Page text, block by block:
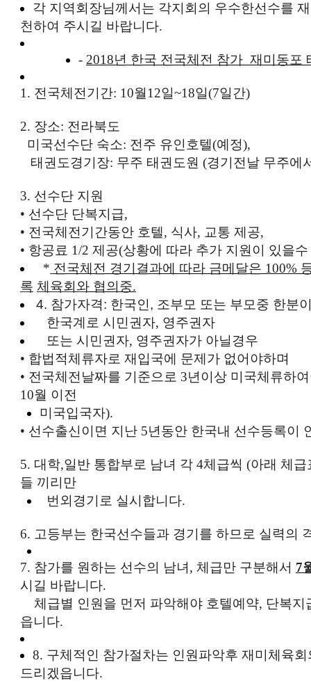
각 지역회장님께서는 각지회의 우수한선수를
천하여 주시길 바랍니다.
- 2018년 한국 전국체전 참가 재미동포
1. 전국체전기간: 10월12일~18일(7일간)
2. 장소: 전라북도
미국선수단 숙소: 전주 유인호텔(예정),
태권도경기장: 무주 태권도원 (경기전날 무주에
3. 선수단 지원
• 선수단 단복지급,
• 전국체전기간동안 호텔, 식사, 교통 제공,
• 항공료 1/2 제공(상황에 따라 추가 지원이
있을수
* 전국체전 경기결과에 따라 금메달은 100%
록 체육회와 협의중.
4. 참가자격: 한국인, 조부모 또는 부모중 한분
한국계로 시민권자, 영주권자
또는 시민권자, 영주권자가 아닐경우
• 합법적체류자로 재입국에 문제가 없어야하며
• 전국체전날짜를 기준으로 3년이상 미국체류하
10월 이전
미국입국자).
• 선수출신이면 지난 5년동안 한국내 선수등록이
5. 대학,일반 통합부로 남녀 각 4체급씩 (아래 체급
들 끼리만
번외경기로 실시합니다.
6. 고등부는 한국선수들과 경기를 하므로 실력의
7. 참가를 원하는 선수의 남녀 , 체급만 구분해서 7
시길 바랍니다.
체급별 인원을 먼저 파악해야 호텔예약, 단복지
읍니다.
8. 구체적인 참가절차는 인원파악후 재미 체육회
드리겠읍니다.